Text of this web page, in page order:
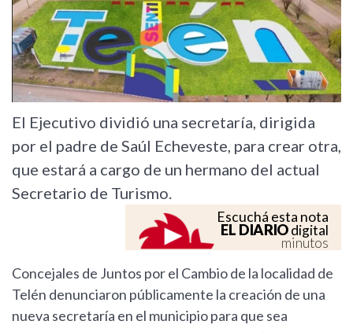
El Ejecutivo dividió una secretaría, dirigida
por el padre de Saúl Echeveste, para crear otra,
que estará a cargo de un hermano del actual
Secretario de Turismo.
Escuchá esta nota
EL DIARIOdigital
minutos
Concejales de Juntos por el Cambio de la localidad de
Telén denunciaron públicamente la creación de una
nueva secretaría en el municipio para que sea